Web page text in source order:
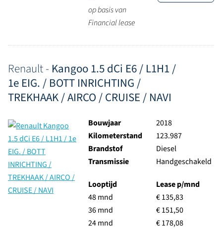
op basis van
Financial lease
Renault - Kangoo 1.5 dCi E6 / L1H1 /
1e EIG. / BOTT INRICHTING /
TREKHAAK / AIRCO / CRUISE / NAVI
Bouwjaar
2018
Kilometerstand
123.987
Brandstof
Diesel
Transmissie
Handgeschakeld
Looptijd
48 mnd
36 mnd
24 mnd
Lease p/mnd
€ 135,83
€ 151,50
€ 178,08